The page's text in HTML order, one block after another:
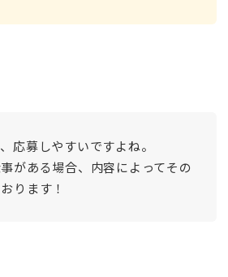
応募しやすいですよね。
がある場合、内容によってその
ります！